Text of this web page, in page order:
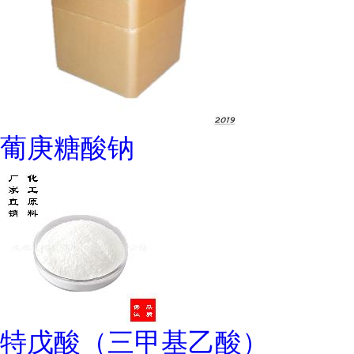
葡庚糖酸钠
特戊酸（三甲基乙酸）